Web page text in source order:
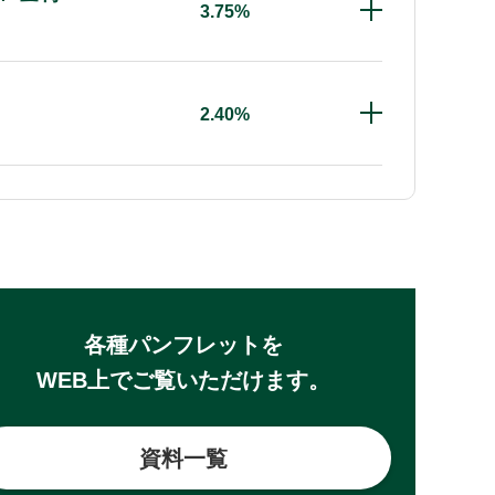
3.75%
2.40%
各種パンフレットを
WEB上でご覧いただけます。
資料一覧